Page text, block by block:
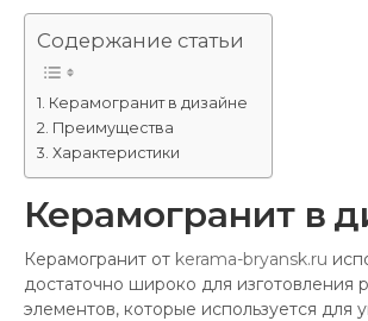
Содержание статьи
Керамогранит в дизайне
Преимущества
Характеристики
Керамогранит в
Керамогранит от kerama-bryansk.ru
достаточно широко для изготовления
элементов, которые используется для